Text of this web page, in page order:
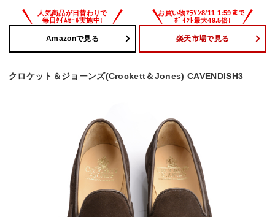
Amazonで見る 楽天市場で見る
クロケット＆ジョーンズ(Crockett＆Jones) CAVENDISH3